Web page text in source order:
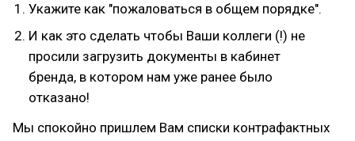
Укажите как "пожаловаться в общем порядке".
И как это сделать чтобы Ваши коллеги (!) не
просили загрузить документы в кабинет
бренда, в котором нам уже ранее было
отказано!
Мы спокойно пришлем Вам списки контрафактных